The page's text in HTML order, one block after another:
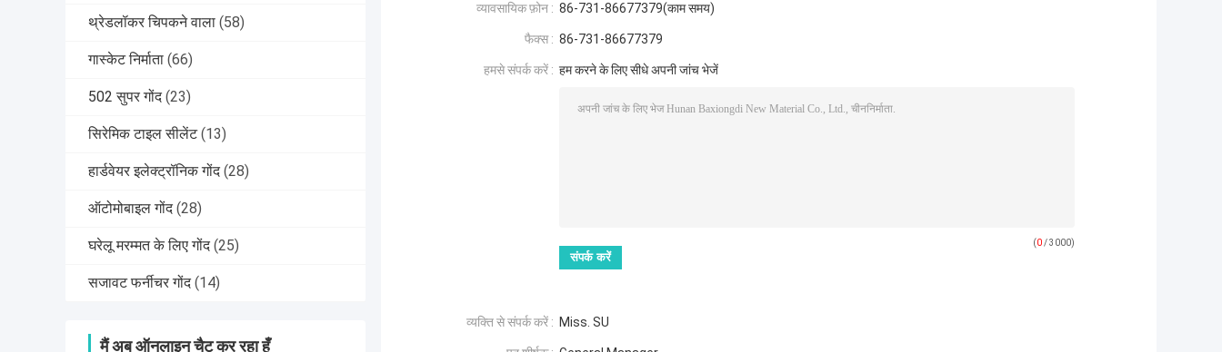
थ्रेडलॉकर चिपकने वाला (58)
गास्केट निर्माता (66)
502 सुपर गोंद (23)
सिरेमिक टाइल सीलेंट (13)
हार्डवेयर इलेक्ट्रॉनिक गोंद (28)
ऑटोमोबाइल गोंद (28)
घरेलू मरम्मत के लिए गोंद (25)
सजावट फर्नीचर गोंद (14)
मैं अब ऑनलाइन चैट कर रहा हूँ
व्यावसायिक फ़ोन : 86-731-86677379(काम समय)
फैक्स : 86-731-86677379
हमसे संपर्क करें : हम करने के लिए सीधे अपनी जांच भेजें
(0/ 3000)
व्यक्ति से संपर्क करें : Miss. SU